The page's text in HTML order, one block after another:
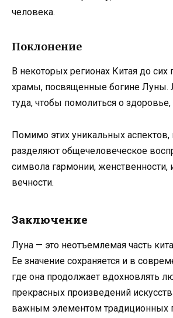
человека.
Поклонение
В некоторых регионах Китая до
храмы, посвященные богине Луны.
туда, чтобы помолиться о
Помимо этих уникальных
разделяют общечеловеческое
символа гармонии, женственности,
вечности.
Заключение
Луна — это неотъемлемая часть
Ее значение сохраняется и в
где она продолжает вдохновлять
прекрасных произведений
важным элементом традиционных